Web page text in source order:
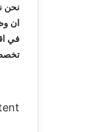
نحن
ان
في